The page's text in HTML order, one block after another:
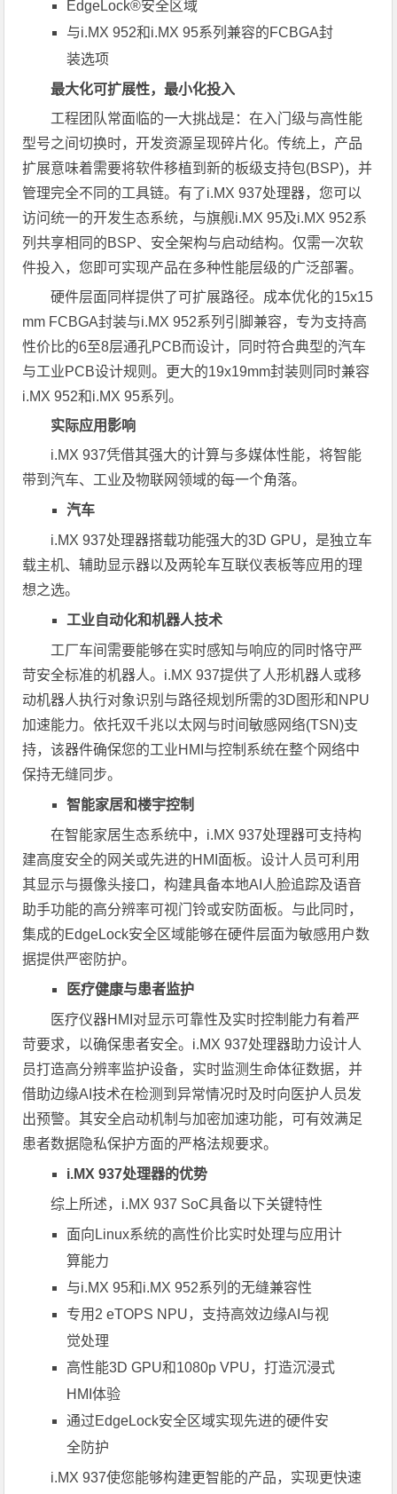
EdgeLock®安全区域
与i.MX 952和i.MX 95系列兼容的FCBGA封
装选项
最大化可扩展性，最小化投入
工程团队常面临的一大挑战是：在入门级与高性能
型号之间切换时，开发资源呈现碎片化。传统上，产品
扩展意味着需要将软件移植到新的板级支持包(BSP)，并
管理完全不同的工具链。有了i.MX 937处理器，您可以
访问统一的开发生态系统，与旗舰i.MX 95及i.MX 952系
列共享相同的BSP、安全架构与启动结构。仅需一次软
件投入，您即可实现产品在多种性能层级的广泛部署。
硬件层面同样提供了可扩展路径。成本优化的15x15
mm FCBGA封装与i.MX 952系列引脚兼容，专为支持高
性价比的6至8层通孔PCB而设计，同时符合典型的汽车
与工业PCB设计规则。更大的19x19mm封装则同时兼容
i.MX 952和i.MX 95系列。
实际应用影响
i.MX 937凭借其强大的计算与多媒体性能，将智能
带到汽车、工业及物联网领域的每一个角落。
汽车
i.MX 937处理器搭载功能强大的3D GPU，是独立车
载主机、辅助显示器以及两轮车互联仪表板等应用的理
想之选。
工业自动化和机器人技术
工厂车间需要能够在实时感知与响应的同时恪守严
苛安全标准的机器人。i.MX 937提供了人形机器人或移
动机器人执行对象识别与路径规划所需的3D图形和NPU
加速能力。依托双千兆以太网与时间敏感网络(TSN)支
持，该器件确保您的工业HMI与控制系统在整个网络中
保持无缝同步。
智能家居和楼宇控制
在智能家居生态系统中，i.MX 937处理器可支持构
建高度安全的网关或先进的HMI面板。设计人员可利用
其显示与摄像头接口，构建具备本地AI人脸追踪及语音
助手功能的高分辨率可视门铃或安防面板。与此同时，
集成的EdgeLock安全区域能够在硬件层面为敏感用户数
据提供严密防护。
医疗健康与患者监护
医疗仪器HMI对显示可靠性及实时控制能力有着严
苛要求，以确保患者安全。i.MX 937处理器助力设计人
员打造高分辨率监护设备，实时监测生命体征数据，并
借助边缘AI技术在检测到异常情况时及时向医护人员发
出预警。其安全启动机制与加密加速功能，可有效满足
患者数据隐私保护方面的严格法规要求。
i.MX 937处理器的优势
综上所述，i.MX 937 SoC具备以下关键特性
面向Linux系统的高性价比实时处理与应用计
算能力
与i.MX 95和i.MX 952系列的无缝兼容性
专用2 eTOPS NPU，支持高效边缘AI与视
觉处理
高性能3D GPU和1080p VPU，打造沉浸式
HMI体验
通过EdgeLock安全区域实现先进的硬件安
全防护
i.MX 937使您能够构建更智能的产品，实现更快速